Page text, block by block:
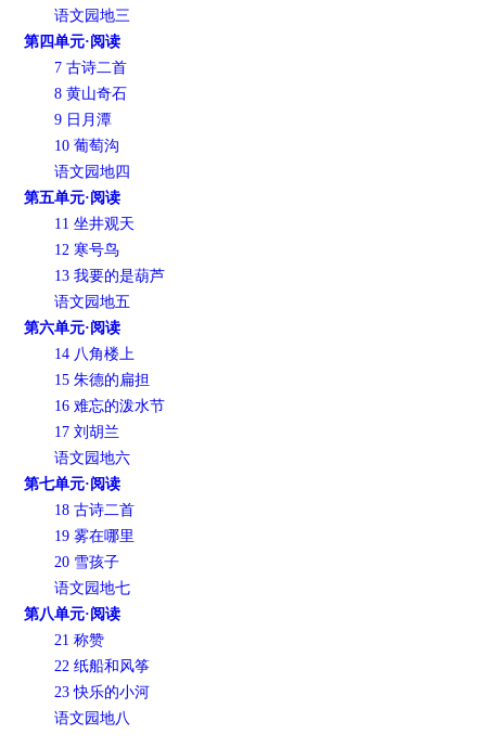
语文园地三
第四单元·阅读
7 古诗二首
8 黄山奇石
9 日月潭
10 葡萄沟
语文园地四
第五单元·阅读
11 坐井观天
12 寒号鸟
13 我要的是葫芦
语文园地五
第六单元·阅读
14 八角楼上
15 朱德的扁担
16 难忘的泼水节
17 刘胡兰
语文园地六
第七单元·阅读
18 古诗二首
19 雾在哪里
20 雪孩子
语文园地七
第八单元·阅读
21 称赞
22 纸船和风筝
23 快乐的小河
语文园地八